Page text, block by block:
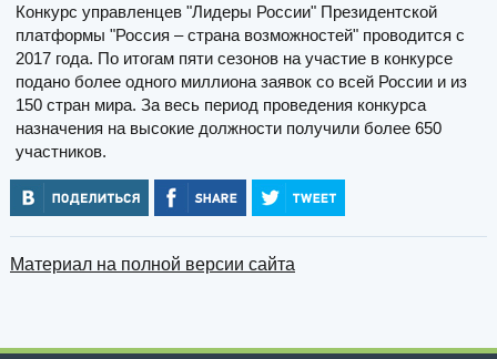
Конкурс управленцев "Лидеры России" Президентской
платформы "Россия – страна возможностей" проводится с
2017 года. По итогам пяти сезонов на участие в конкурсе
подано более одного миллиона заявок со всей России и из
150 стран мира. За весь период проведения конкурса
назначения на высокие должности получили более 650
участников.
Материал на полной версии сайта